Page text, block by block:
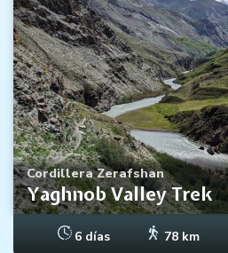
Cordillera Zerafshan
Yaghnob Valley Trek
6 días 78 km